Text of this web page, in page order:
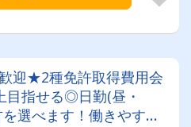
迎★2種免許取得費用会
目指せる◎日勤(昼・
選べます！働きやすい